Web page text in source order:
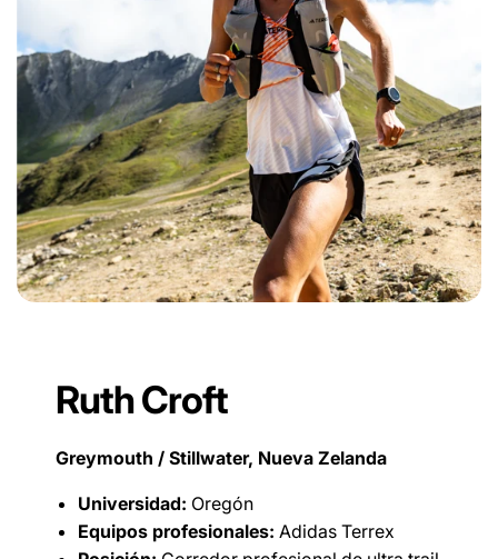
Ruth Croft
Greymouth / Stillwater, Nueva Zelanda
Universidad: Oregón
Equipos profesionales: Adidas Terrex